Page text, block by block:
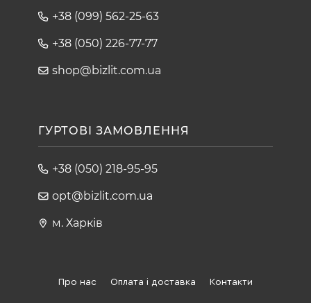
+38 (099) 562-25-63
+38 (050) 226-77-77
shop@bizlit.com.ua
ГУРТОВІ ЗАМОВЛЕННЯ
+38 (050) 218-95-95
opt@bizlit.com.ua
м. Харків
Про нас Оплата і доставка Контакти